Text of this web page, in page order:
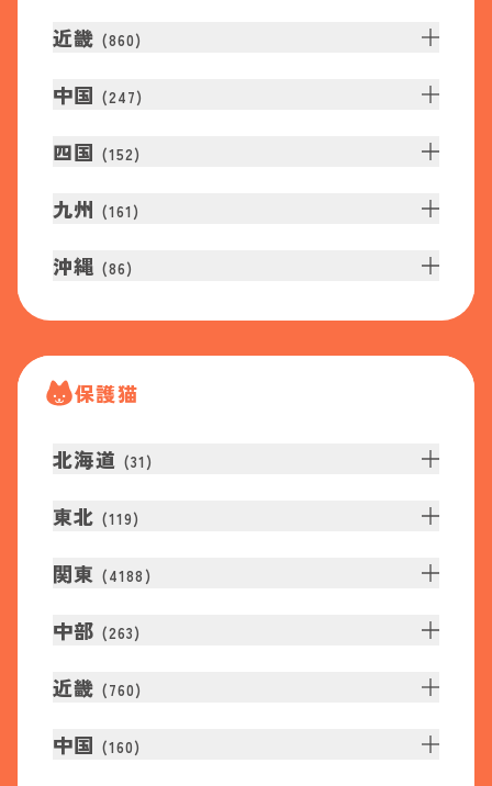
近畿 (860)
中国 (247)
四国 (152)
九州 (161 )
沖縄 (86)
保護猫
北海道 (31 )
東北 (119)
関東 (4188 )
中部 (263)
近畿 (760)
中国 (160)